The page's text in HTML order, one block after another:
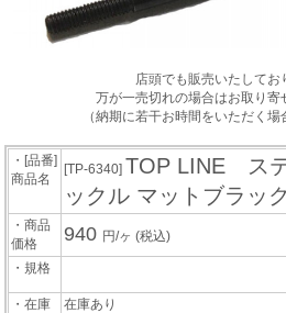
店頭でも販売いたしてお
万が一売切れの場合はお取り寄
（納期に若干お時間をいただく場
・[品番]
商品名
[TP-6340] TOP LINE ス
ックル マットブラッ
・商品
価格
940 円/ヶ(税込)
・規格
・在庫
在庫あり